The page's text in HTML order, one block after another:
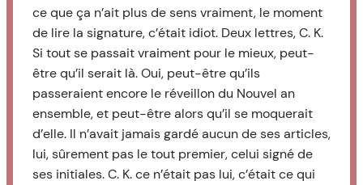
ce que ça n’ait plus de sens vraiment, le moment
de lire la signature, c’était idiot. Deux lettres, C. K.
Si tout se passait vraiment pour le mieux, peut-
être qu’il serait là. Oui, peut-être qu’ils
passeraient encore le réveillon du Nouvel an
ensemble, et peut-être alors qu’il se moquerait
d’elle. Il n’avait jamais gardé aucun de ses articles,
lui, sûrement pas le tout premier, celui signé de
ses initiales. C. K. ce n’était pas lui, c’était ce qui